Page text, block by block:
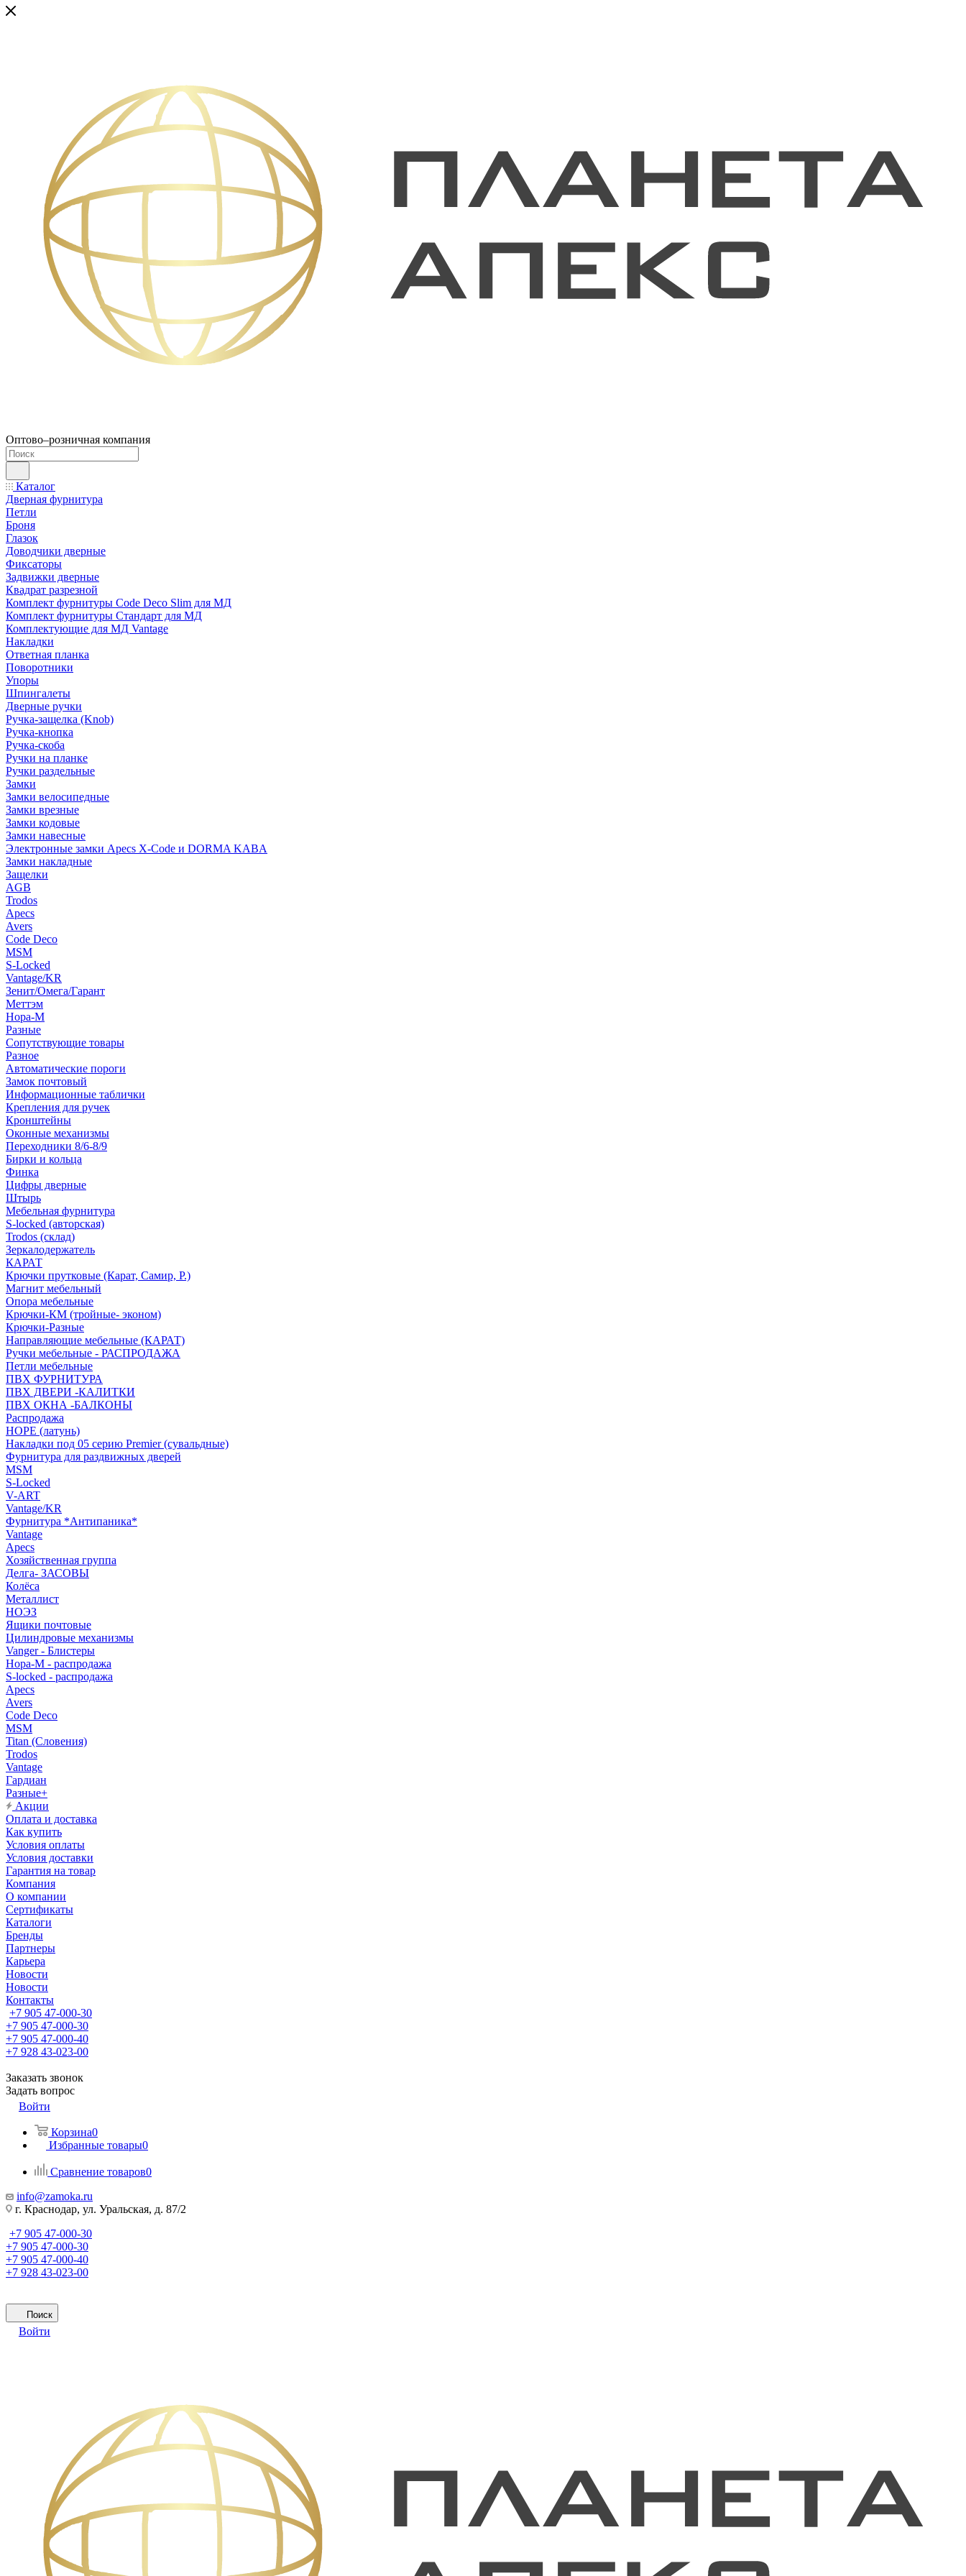
Оптово–розничная компания
Каталог
Дверная фурнитура
Петли
Броня
Глазок
Доводчики дверные
Фиксаторы
Задвижки дверные
Квадрат разрезной
Комплект фурнитуры Code Deco Slim для МД
Комплект фурнитуры Стандарт для МД
Комплектующие для МД Vantage
Накладки
Ответная планка
Поворотники
Упоры
Шпингалеты
Дверные ручки
Ручка-защелка (Knob)
Ручка-кнопка
Ручка-скоба
Ручки на планке
Ручки раздельные
Замки
Замки велосипедные
Замки врезные
Замки кодовые
Замки навесные
Электронные замки Apecs X-Code и DORMA KABA
Замки накладные
Защелки
AGB
Trodos
Apecs
Avers
Code Deco
MSM
S-Locked
Vantage/KR
Зенит/Омега/Гарант
Меттэм
Нора-М
Разные
Сопутствующие товары
Разное
Автоматические пороги
Замок почтовый
Информационные таблички
Крепления для ручек
Кронштейны
Оконные механизмы
Переходники 8/6-8/9
Бирки и кольца
Финка
Цифры дверные
Штырь
Мебельная фурнитура
S-locked (авторская)
Trodos (склад)
Зеркалодержатель
КАРАТ
Крючки прутковые (Карат, Самир, Р.)
Магнит мебельный
Опора мебельные
Крючки-КМ (тройные- эконом)
Крючки-Разные
Направляющие мебельные (КАРАТ)
Ручки мебельные - РАСПРОДАЖА
Петли мебельные
ПВХ ФУРНИТУРА
ПВХ ДВЕРИ -КАЛИТКИ
ПВХ ОКНА -БАЛКОНЫ
Распродажа
HOPE (латунь)
Накладки под 05 серию Premier (сувальдные)
Фурнитура для раздвижных дверей
MSM
S-Locked
V-ART
Vantage/KR
Фурнитура *Антипаника*
Vantage
Apecs
Хозяйственная группа
Делга- ЗАСОВЫ
Колёса
Металлист
НОЭЗ
Ящики почтовые
Цилиндровые механизмы
Vanger - Блистеры
Нора-М - распродажа
S-locked - распродажа
Apecs
Avers
Code Deco
MSM
Titan (Словения)
Trodos
Vantage
Гардиан
Разные+
Акции
Оплата и доставка
Как купить
Условия оплаты
Условия доставки
Гарантия на товар
Компания
О компании
Сертификаты
Каталоги
Бренды
Партнеры
Карьера
Новости
Новости
Контакты
+7 905 47-000-30
+7 905 47-000-30
+7 905 47-000-40
+7 928 43-023-00
Заказать звонок
Задать вопрос
Войти
Корзина0
Избранные товары0
Сравнение товаров0
info@zamoka.ru
г. Краснодар, ул. Уральская, д. 87/2
+7 905 47-000-30
+7 905 47-000-30
+7 905 47-000-40
+7 928 43-023-00
Поиск
Войти